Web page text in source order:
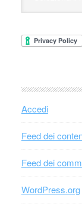
Accedi
Feed dei
Feed dei
WordPress.org